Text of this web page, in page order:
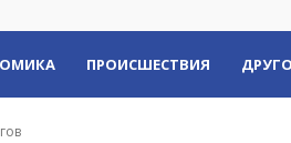
ПРОИСШЕСТВИЯ